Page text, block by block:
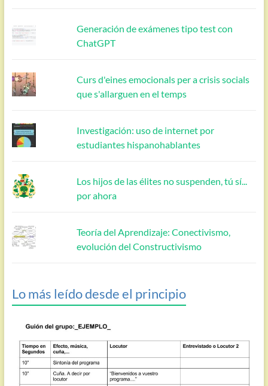
Generación de exámenes tipo test con
ChatGPT
Curs d'eines emocionals per a crisis socials
que s'allarguen en el temps
Investigación: uso de internet por
estudiantes hispanohablantes
Los hijos de las élites no suspenden, tú sí...
por ahora
Teoría del Aprendizaje: Conectivismo,
evolución del Constructivismo
Lo más leído desde el principio